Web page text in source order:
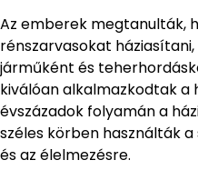
Az emberek megtanulták,
rénszarvasokat
járműként és
kiválóan alkalmazkodtak a
évszázadok folyamán a
széles körben használták
és az élelmezésre.